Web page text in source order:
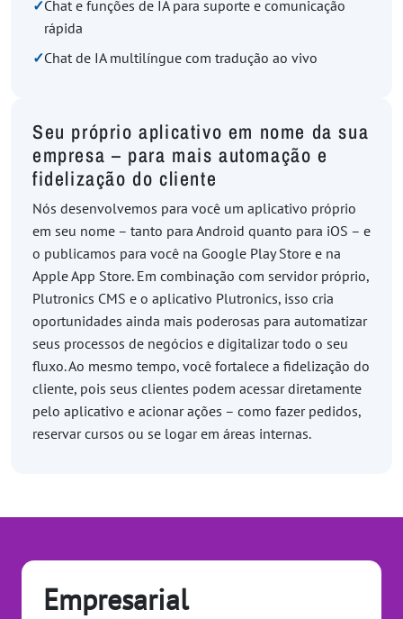
✓Chat e funções de IA para suporte e comunicação
rápida
✓Chat de IA multilíngue com tradução ao vivo
Seu próprio aplicativo em nome da sua
empresa – para mais automação e
fidelização do cliente
Nós desenvolvemos para você um aplicativo próprio
em seu nome – tanto para Android quanto para iOS – e
o publicamos para você na Google Play Store e na
Apple App Store. Em combinação com servidor próprio,
Plutronics CMS e o aplicativo Plutronics, isso cria
oportunidades ainda mais poderosas para automatizar
seus processos de negócios e digitalizar todo o seu
fluxo. Ao mesmo tempo, você fortalece a fidelização do
cliente, pois seus clientes podem acessar diretamente
pelo aplicativo e acionar ações – como fazer pedidos,
reservar cursos ou se logar em áreas internas.
Empresarial